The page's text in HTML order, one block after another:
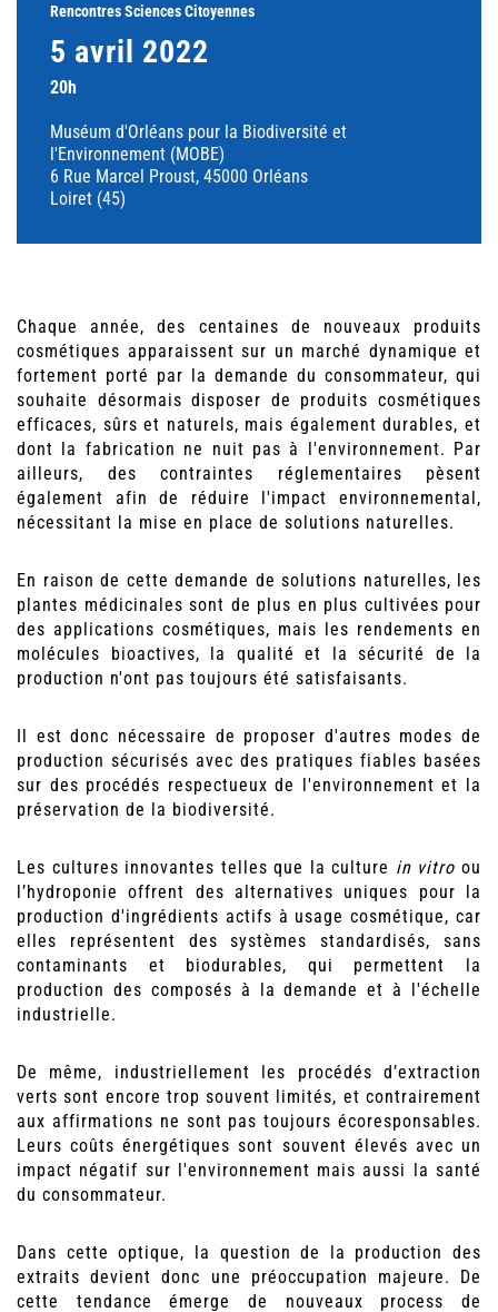
Rencontres Sciences Citoyennes
5 avril 2022
20h
Muséum d'Orléans pour la Biodiversité et
l'Environnement (MOBE)
6 Rue Marcel Proust, 45000 Orléans
Loiret (45)
Chaque année, des centaines de nouveaux produits
cosmétiques apparaissent sur un marché dynamique et
fortement porté par la demande du consommateur, qui
souhaite désormais disposer de produits cosmétiques
efficaces, sûrs et naturels, mais également durables, et
dont la fabrication ne nuit pas à l'environnement. Par
ailleurs, des contraintes réglementaires pèsent
également afin de réduire l'impact environnemental,
nécessitant la mise en place de solutions naturelles.
En raison de cette demande de solutions naturelles, les
plantes médicinales sont de plus en plus cultivées pour
des applications cosmétiques, mais les rendements en
molécules bioactives, la qualité et la sécurité de la
production n'ont pas toujours été satisfaisants.
Il est donc nécessaire de proposer d'autres modes de
production sécurisés avec des pratiques fiables basées
sur des procédés respectueux de l'environnement et la
préservation de la biodiversité.
Les cultures innovantes telles que la culture in vitro ou
l’hydroponie offrent des alternatives uniques pour la
production d'ingrédients actifs à usage cosmétique, car
elles représentent des systèmes standardisés, sans
contaminants et biodurables, qui permettent la
production des composés à la demande et à l'échelle
industrielle.
De même, industriellement les procédés d’extraction
verts sont encore trop souvent limités, et contrairement
aux affirmations ne sont pas toujours écoresponsables.
Leurs coûts énergétiques sont souvent élevés avec un
impact négatif sur l'environnement mais aussi la santé
du consommateur.
Dans cette optique, la question de la production des
extraits devient donc une préoccupation majeure. De
cette tendance émerge de nouveaux process de